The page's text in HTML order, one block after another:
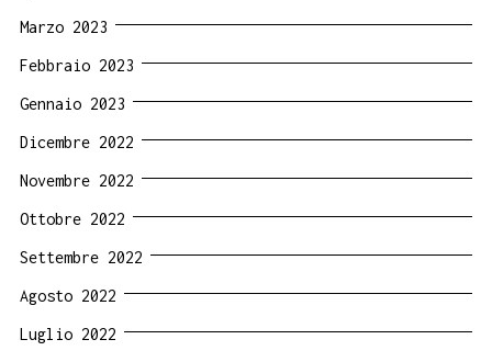
Marzo 2023
Febbraio 2023
Gennaio 2023
Dicembre 2022
Novembre 2022
Ottobre 2022
Settembre 2022
Agosto 2022
Luglio 2022